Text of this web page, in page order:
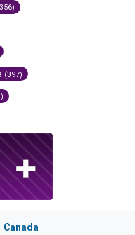
(397)
Canada